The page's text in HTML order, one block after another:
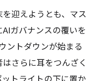
迎えようとも、マス
ガバナンスの覆いを
ントダウンが始まる
さらに耳をつんざく
トライトの下に置か